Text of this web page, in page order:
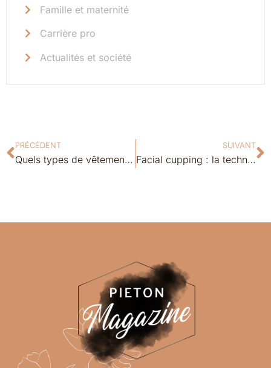
Famille et maternité
Carrière pro
Actualités et société
PRÉCÉDENT
Quels types de vêtements peuvent être utilisés pour l’upcycling vêtement ?
SUIVANT
Facial cupping : la technique naturelle pour un visage ferme et éclatant